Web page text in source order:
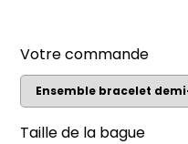
Votre commande
Taille de la bague